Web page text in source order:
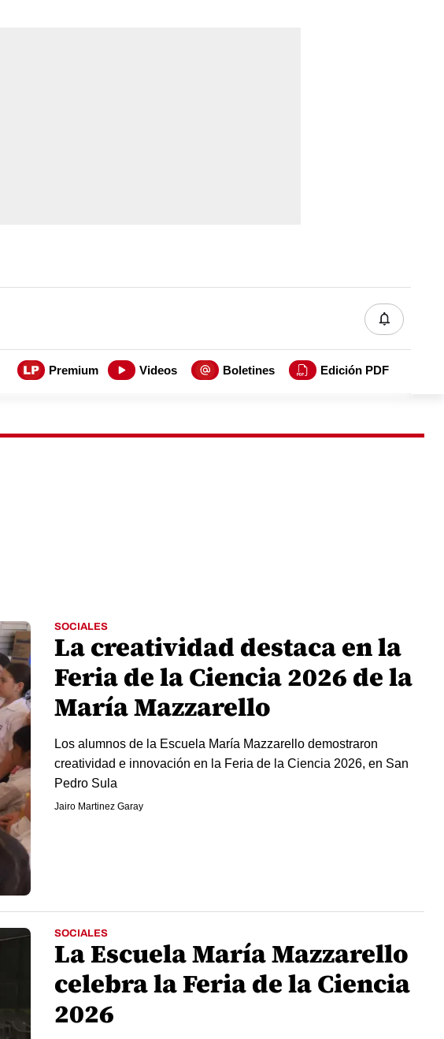
Premium Videos Boletines Edición PDF
SOCIALES
La creatividad destaca en la
Feria de la Ciencia 2026 de la
María Mazzarello
Los alumnos de la Escuela María Mazzarello demostraron
creatividad e innovación en la Feria de la Ciencia 2026, en San
Pedro Sula
Jairo Martinez Garay
SOCIALES
La Escuela María Mazzarello
celebra la Feria de la Ciencia
2026